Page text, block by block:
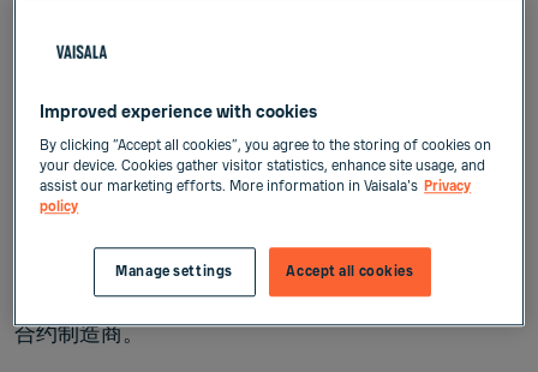
Moustapha Ismail 当时受雇于 APL，担任他们的外
过程中，提供现场咨询服务。他说：“之前的那款监控
器已经使用了大约十五年，所以我们希望以此为契
机，先对市场上的新技术进行评估再做出决定。”
APL 在马尔默、哥德堡、斯德哥尔摩和于默奥拥有
500 多名员工和五个生产工厂，是欧洲值得信赖的临
时药品和预制剂生产厂家之一，也是生命科学领域的
合约制造商。
Improved experience with cookies
By clicking “Accept all cookies”, you agree to the storing of cookies on
your device. Cookies gather visitor statistics, enhance site usage, and
assist our marketing efforts. More information in Vaisala's Privacy
policy
Accept all cookies
Manage settings